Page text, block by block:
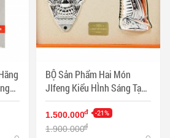
BỘ Sản Phẩm Hai Món
JIfeng Kiểu HÌnh Sáng Tạo
Sang TRọng Màu Bạc - Mã
SP: PKXG353
1.500.000đ -21%
1.900.000đ